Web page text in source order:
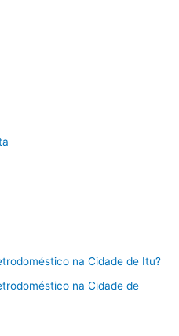
na Cidade de Itu?
na Cidade de